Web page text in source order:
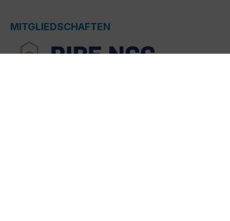
MITGLIEDSCHAFTEN